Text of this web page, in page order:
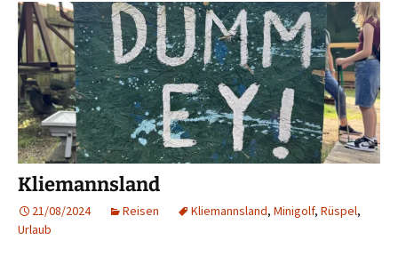
Kliemannsland
21/08/2024 Reisen Kliemannsland, Minigolf, Rüspel,
Urlaub